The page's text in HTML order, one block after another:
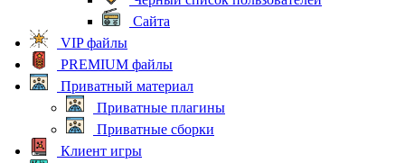
Сайта
VIP файлы
PREMIUM файлы
Приватный материал
Приватные плагины
Приватные сборки
Клиент игры